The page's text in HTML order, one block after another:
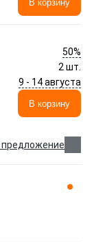
В корзину
50%
2 шт.
9 - 14 августа
В корзину
предложение